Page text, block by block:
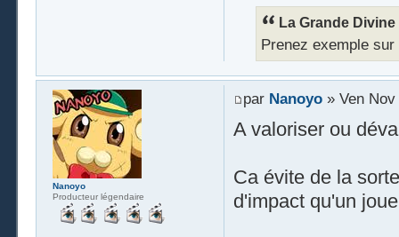
La Grande
Prenez exemple
par Nanoyo» Ven Nov
A valoriser ou
Ca évite de la
d'impact qu'un
Nanoyo
Producteur légendaire